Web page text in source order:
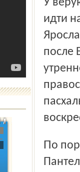
идти
после
По поручению митрополита Ярославского и Ростовского